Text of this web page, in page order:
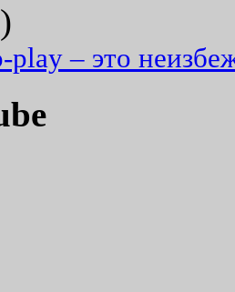
play – это